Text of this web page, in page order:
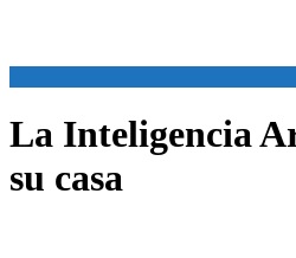
La Inteligencia
su casa